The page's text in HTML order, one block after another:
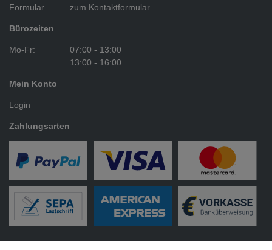
Formular
zum Kontaktformular
Bürozeiten
Mo-Fr:
07:00 - 13:00
13:00 - 16:00
Mein Konto
Login
Zahlungsarten